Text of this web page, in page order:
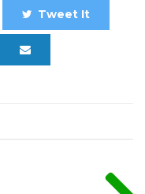
Tweet It